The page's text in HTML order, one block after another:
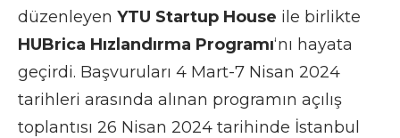
düzenleyen YTU Startup House ile birlikte
HUBrica Hızlandırma Programı‘nı hayata
geçirdi. Başvuruları 4 Mart-7 Nisan 2024
tarihleri arasında alınan programın açılış
toplantısı 26 Nisan 2024 tarihinde İstanbul